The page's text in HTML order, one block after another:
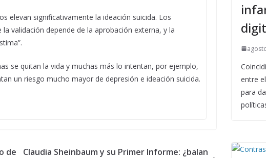
elevan significativamente la ideación suicida. Los
validación depende de la aprobación externa, y la
se quitan la vida y muchas más lo intentan, por ejemplo,
un riesgo mucho mayor de depresión e ideación suicida.
de
Claudia Sheinbaum y su Primer Informe: ¿balan
entre
para